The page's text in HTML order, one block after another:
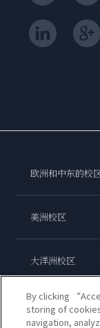
欧洲和中东的校
美洲校区
大洋洲校区
亚洲校区
By clicking
storing of
navigation,